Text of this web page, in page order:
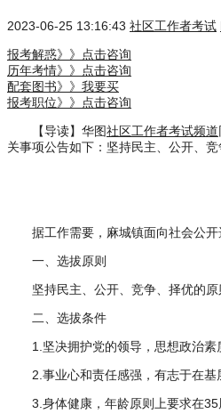
2023-06-25 13:16:43 社区工作者考试
报考解惑》》点击咨询
历年考情》》点击咨询
配套图书》》我要买
报考职位》》点击咨询
【导读】华图社区工作者考试频道
关事项公告如下：坚持民主、公开、
据工作需要，麻城镇面向社会公
一、选拔原则
坚持民主、公开、竞争、择优的
二、选拔条件
1.坚决拥护党的领导，思想政治
2.事业心和责任感强，有志于在基
3.身体健康，年龄原则上要求在